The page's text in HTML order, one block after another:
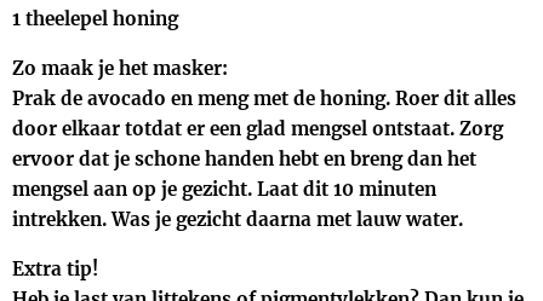
1 theelepel honing
Zo maak je het masker:
Prak de avocado en meng met de honing. Roer dit alles
door elkaar totdat er een glad mengsel ontstaat. Zorg
ervoor dat je schone handen hebt en breng dan het
mengsel aan op je gezicht. Laat dit 10 minuten
intrekken. Was je gezicht daarna met lauw water.
Extra tip!